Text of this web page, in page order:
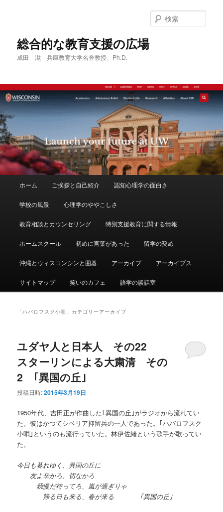
へ
移
動
移
動
総合的な教育支援の広場
成田 滋 兵庫教育大学名誉教授、Ph.D.
索
ホーム ご挨拶と自己紹介 認知心理学の面白さ
学校の風景 心理学のややこしさ
教育相談とカウンセリング 特別支援教育に関する情報
ホームスクール 初めに言葉があった 留学の奨め
沖縄とウィスコンシンと囲碁 アーカイブ アーカイブス
サイトマップ 笑いのカフェ 語学の談話室
「 ハバロフスク小唄 」カテゴリーアーカイブ
ユダヤ人と日本人 その22
スターリンによる大粛清 その
2 ｢異国の丘｣
投稿日時:2015年3月19日
1950年代、吉田正が作曲した｢異国の丘｣がラジオから流れてい
た。彼はかつてシベリア抑留兵の一人であった。｢ハバロフスク
小唄｣というのも流行っていた。林伊佐緒という歌手が歌ってい
た。
今日も暮れゆく、異国の丘に
友よ辛かろ、切なかろ
我慢だ待ってろ、嵐が過ぎりゃ
帰る日も来る、春が来る
｢異国の丘｣